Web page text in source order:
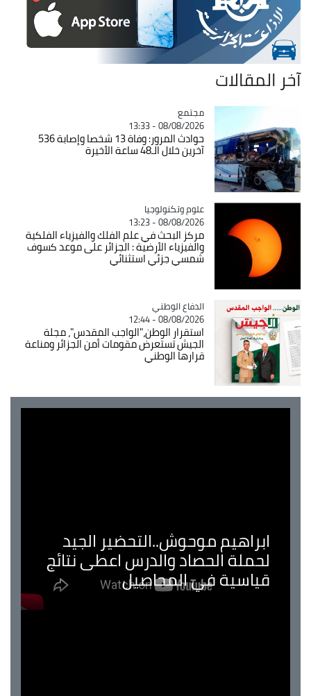
آخر المقالات
Catégorie
مجتمع
08/08/2026 - 13:33
حوادث المرور: وفاة 13 شخصا وإصابة 536
آخرين خلال الـ48 ساعة الأخيرة
Catégorie
علوم وتكنولوجيا
08/08/2026 - 13:23
مركز البحث في علم الفلك والفيزياء الفلكية
والفيزياء الأرضية : الجزائر على موعد كسوف
شمسي جزئي استثنائي
Catégorie
الدفاع الوطني
08/08/2026 - 12:44
استقرار الوطن،"الواجب المقدس"، مجلة
الجيش تستعرض مقومات أمن الجزائر ومناعة
قرارها الوطني
ابراهيم موحوش..التحضير الجيد
لحملة الحصاد والدرس اعطى نتائج
قياسية في المحاصيل